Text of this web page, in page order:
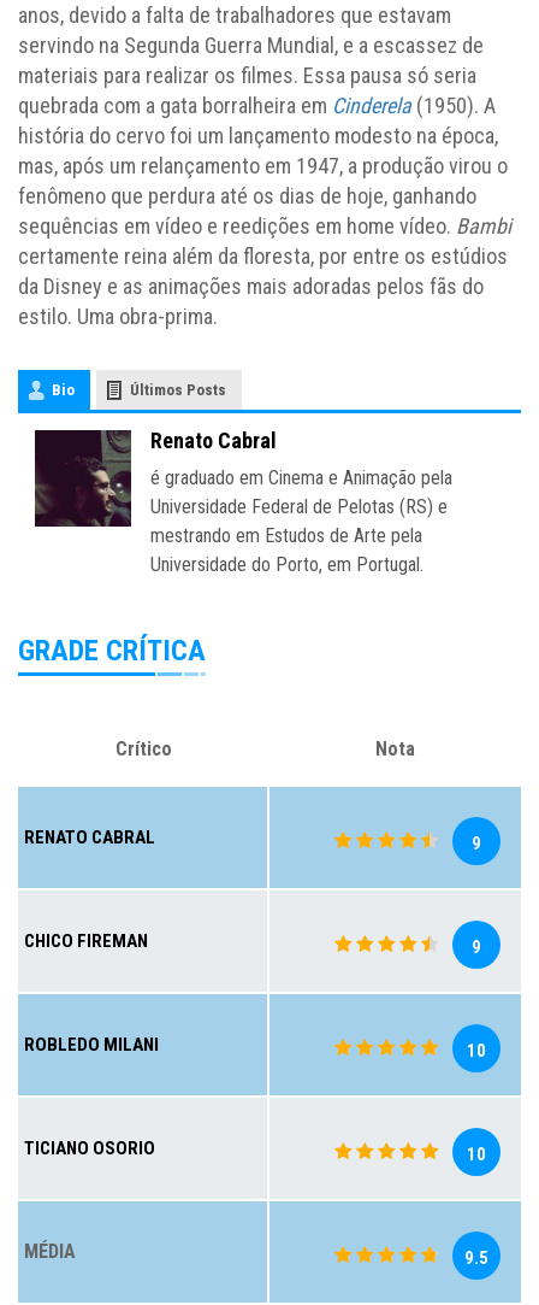
anos, devido a falta de trabalhadores que estavam
servindo na Segunda Guerra Mundial, e a escassez de
materiais para realizar os filmes. Essa pausa só seria
quebrada com a gata borralheira em Cinderela(1950). A
história do cervo foi um lançamento modesto na época,
mas, após um relançamento em 1947, a produção virou o
fenômeno que perdura até os dias de hoje, ganhando
sequências em vídeo e reedições em home vídeo. Bambi
certamente reina além da floresta, por entre os estúdios
da Disney e as animações mais adoradas pelos fãs do
estilo. Uma obra-prima.
Bio Últimos Posts
Renato Cabral
é graduado em Cinema e Animação pela
Universidade Federal de Pelotas (RS) e
mestrando em Estudos de Arte pela
Universidade do Porto, em Portugal.
GRADE CRÍTICA
Crítico Nota
RENATO CABRAL 9
CHICO FIREMAN 9
ROBLEDO MILANI 10
TICIANO OSORIO 10
MÉDIA 9.5